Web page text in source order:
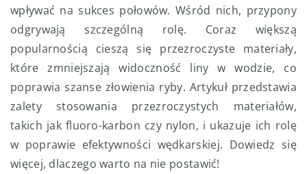
wpływać na sukces połowów. Wśród nich, przypony
odgrywają szczególną rolę. Coraz większą
popularnością cieszą się przezroczyste materiały,
które zmniejszają widoczność liny w wodzie, co
poprawia szanse złowienia ryby. Artykuł przedstawia
zalety stosowania przezroczystych materiałów,
takich jak fluoro-karbon czy nylon, i ukazuje ich rolę
w poprawie efektywności wędkarskiej. Dowiedz się
więcej, dlaczego warto na nie postawić!